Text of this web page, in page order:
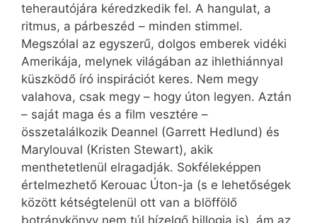
teherautójára kéredzkedik fel. A hangulat, a
ritmus, a párbeszéd – minden stimmel.
Megszólal az egyszerű, dolgos emberek vidéki
Amerikája, melynek világában az ihlethiánnyal
küszködő író inspirációt keres. Nem megy
valahova, csak megy – hogy úton legyen. Aztán
– saját maga és a film vesztére –
összetalálkozik Deannel (Garrett Hedlund) és
Marylouval (Kristen Stewart), akik
menthetetlenül elragadják. Sokféleképpen
értelmezhető Kerouac Úton-ja (s e lehetőségek
között kétségtelenül ott van a blöffölő